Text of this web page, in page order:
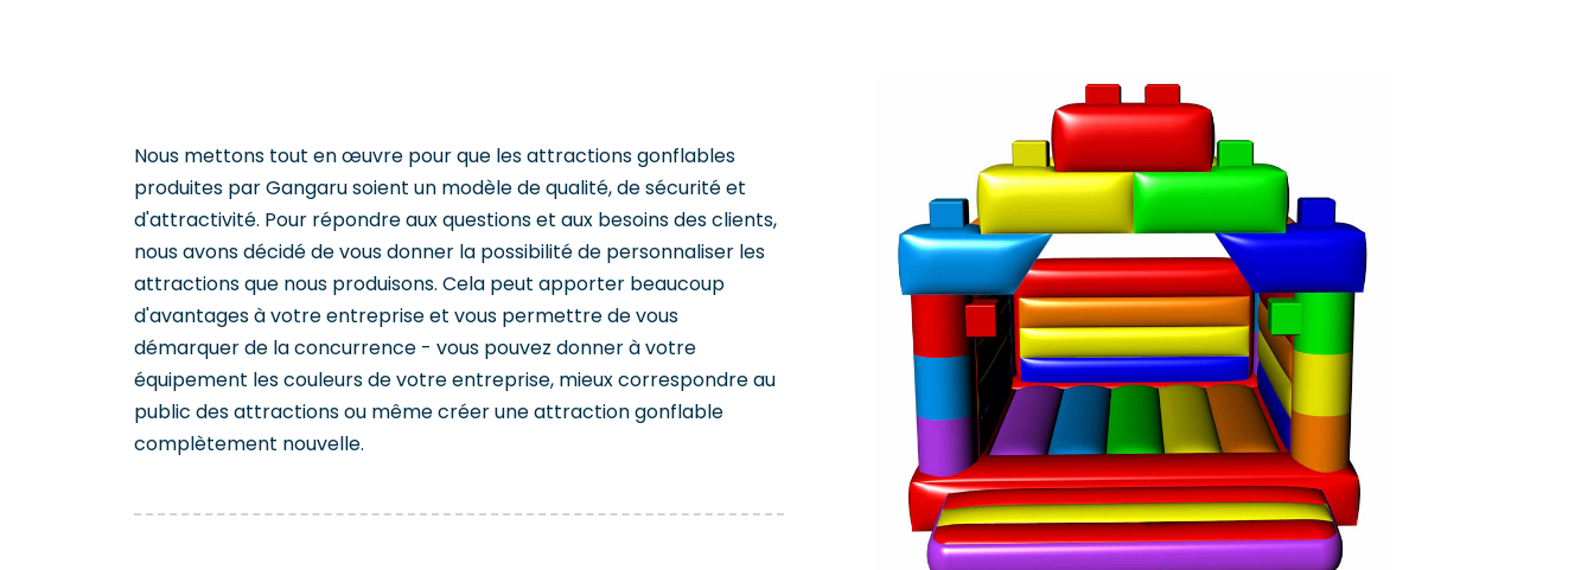
Nous mettons tout en œuvre pour que les attractions gonflables
produites par Gangaru soient un modèle de qualité, de sécurité et
d'attractivité. Pour répondre aux questions et aux besoins des clients,
nous avons décidé de vous donner la possibilité de personnaliser les
attractions que nous produisons. Cela peut apporter beaucoup
d'avantages à votre entreprise et vous permettre de vous
démarquer de la concurrence - vous pouvez donner à votre
équipement les couleurs de votre entreprise, mieux correspondre au
public des attractions ou même créer une attraction gonflable
complètement nouvelle.